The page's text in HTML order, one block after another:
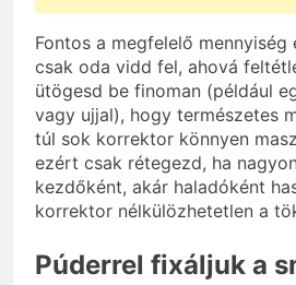
Fontos a megfelelő mennyiség
csak oda vidd fel, ahová
ütögesd be finoman (például
vagy ujjal), hogy természetes
túl sok korrektor könnyen
ezért csak rétegezd, ha
kezdőként, akár haladóként
korrektor nélkülözhetetlen a
Púderrel fixáljuk a